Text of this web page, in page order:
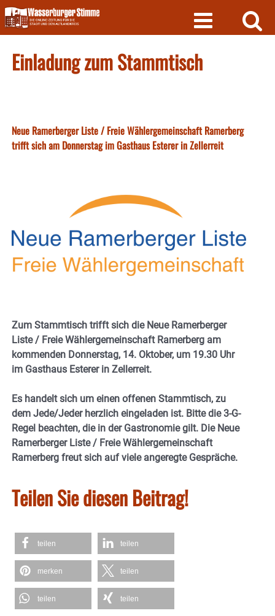
Skip
to
content
Einladung zum Stammtisch
Neue Ramerberger Liste / Freie Wählergemeinschaft Ramerberg
trifft sich am Donnerstag im Gasthaus Esterer in Zellerreit
Zum Stammtisch trifft sich die Neue Ramerberger
Liste / Freie Wählergemeinschaft Ramerberg am
kommenden Donnerstag, 14. Oktober, um 19.30 Uhr
im Gasthaus Esterer in Zellerreit.
Es handelt sich um einen offenen Stammtisch, zu
dem Jede/Jeder herzlich eingeladen ist. Bitte die 3-G-
Regel beachten, die in der Gastronomie gilt. Die Neue
Ramerberger Liste / Freie Wählergemeinschaft
Ramerberg freut sich auf viele angeregte Gespräche.
Teilen Sie diesen Beitrag!
teilen teilen
merken teilen
teilen teilen